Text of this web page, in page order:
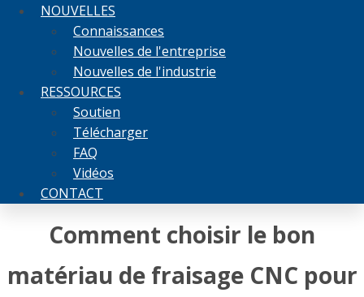
NOUVELLES
Connaissances
Nouvelles de l'entreprise
Nouvelles de l'industrie
RESSOURCES
Soutien
Télécharger
FAQ
Vidéos
CONTACT
Comment choisir le bon
matériau de fraisage CNC pour